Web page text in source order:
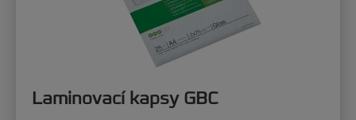
Laminovací kapsy GBC